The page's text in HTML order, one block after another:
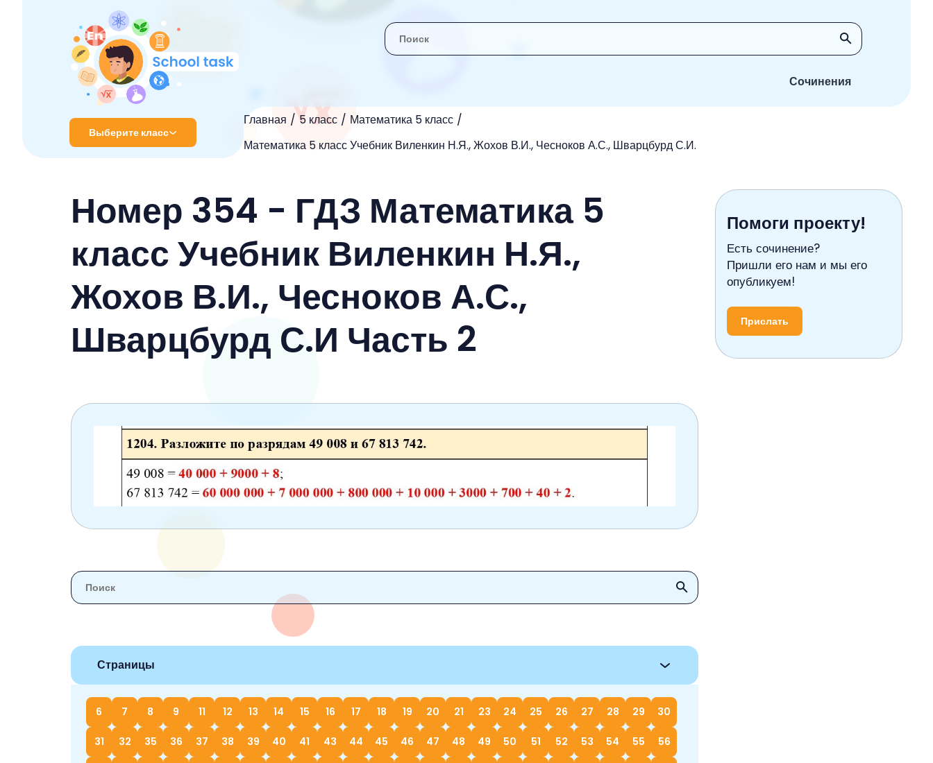
Сочинения
Выберите класс
Главная 5 класс
Математика 5 класс
Математика 5 класс Учебник Виленкин Н.Я., Жохов В.И., Чесноков А.С., Шварцбурд С.И.
2 класс
4 класс
5 класс
7 класс
9 класс
Номер 354 - ГДЗ Математика 5
класс Учебник Виленкин Н.Я.,
Жохов В.И., Чесноков А.С.,
Шварцбурд С.И Часть 2
Страницы
6 7 8 9 11 12 13 14 15 16 17 18 19 20 21 23 24 25 26 27 28 29 30
31 32 35 36 37 38 39 40 41 43 44 45 46 47 48 49 50 51 52 53 54 55 56
Помоги проекту!
Есть сочинение?
Пришли его нам и мы его
опубликуем!
Прислать